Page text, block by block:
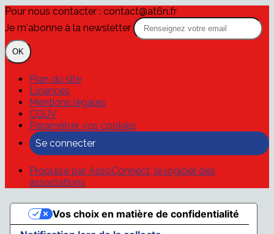
Pour nous contacter : contact@at6n.fr
Je m'abonne à la newsletter
OK
Plan du site
Licences
Mentions légales
CGUV
Paramétrer vos cookies
Se connecter
Propulsé par AssoConnect, le logiciel des
associations
Vos choix en matière de confidentialité